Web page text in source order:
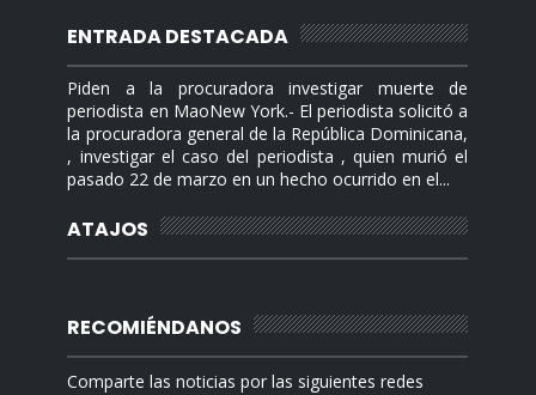
ENTRADA DESTACADA
Piden a la procuradora investigar muerte de
periodista en MaoNew York.- El periodista solicitó a
la procuradora general de la República Dominicana,
, investigar el caso del periodista , quien murió el
pasado 22 de marzo en un hecho ocurrido en el...
ATAJOS
RECOMIÉNDANOS
Comparte las noticias por las siguientes redes